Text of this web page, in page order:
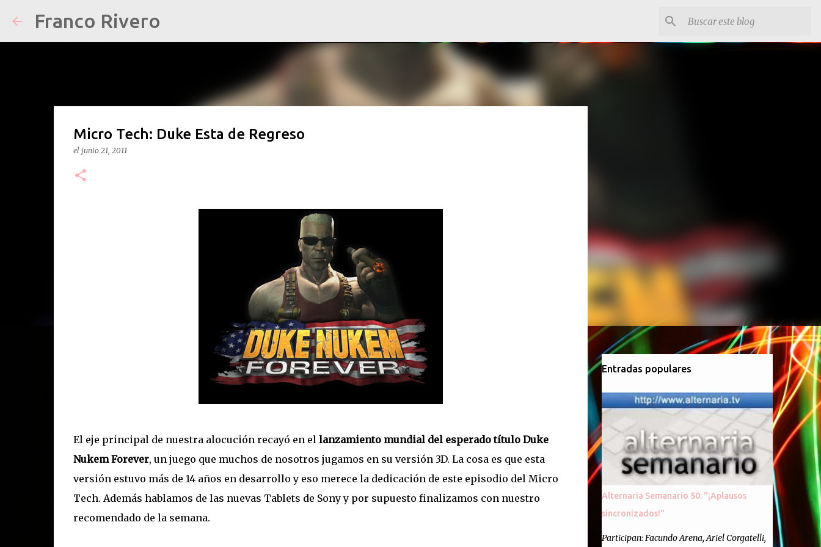
Franco Rivero
Micro Tech: Duke Esta de Regreso
el junio 21, 2011
El eje principal de nuestra alocución recayó en ellanzamiento mundial del esperado título Duke
Nukem Forever, un juego que muchos de nosotros jugamos en su versión 3D. La cosa es que esta
versión estuvo más de 14 años en desarrollo y eso merece la dedicación de este episodio del Micro
Tech. Además hablamos de las nuevas Tablets de Sony y por supuesto finalizamos con nuestro
recomendado de la semana.
Entradas populares
Alternaria Semanario 50: "¡Aplausos
sincronizados!"
Participan: Facundo Arena, Ariel Corgatelli,